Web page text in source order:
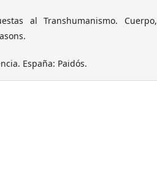
al Transhumanismo. Cuerpo,
España: Paidós.